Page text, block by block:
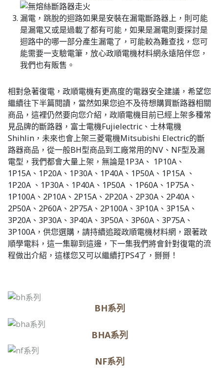
漏電，跳脫的迴路如果是安裝在漏電斷路器上，則可能
是漏電又或是過載了都有可能，如果是漏電則要探討是
迴路中的哪一部分產生漏電了，可能較為難查找，您可
能需要一支驗電筆，放心政順電機材料網永遠陪伴您，
我們也有販售。
相對急著復電，政順電機有更高度的電器安全建議，希望您
繼續往下半篇閱讀，當然如果您迫不及待想購買斷路器相關
商品，這裡仍然要向您介紹，政順電機目前已經上架多種常
見品牌的斷路器，富士電機Fujielectric、士林電機
Shihlin，未來也會上架三菱電機Mitsubishi Electric的斷
路器商品，從一般BH型商品到工廠常用的NV、NF型及漏
電型，我們都會大量上架，無論是1P3A、 1P10A、
1P15A、1P20A、1P30A、1P40A、1P50A、1P15A 、
1P20A 、1P30A、1P40A、1P50A 、1P60A、1P75A、
1P100A、2P10A、2P15A、2P20A、2P30A、2P40A、
2P50A、2P60A、2P75A、2P100A、3P10A、3P15A、
3P20A、3P30A、3P40A、3P50A、3P60A、3P75A、
3P100A，供您選購，請持續追蹤政順電機材料網，跟著政
順學電料，這一集聊到這邊，下一集我們將會針對復電的流
程做出介紹，這樣您又可以繼續打PS4了，掰掰！
BH系列
BHA系列
NF系列